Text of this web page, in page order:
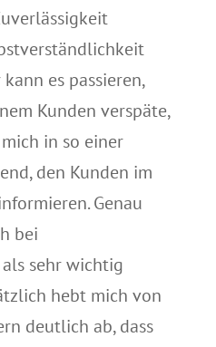
es passieren,
Kunden verspäte,
in so einer
den Kunden im
Genau
bei
sehr wichtig
hebt mich von
deutlich ab, dass